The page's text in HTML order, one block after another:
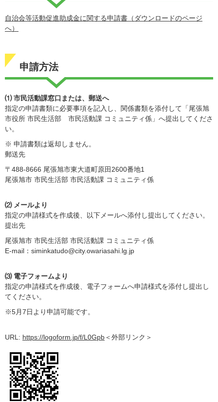
自治会等活動促進助成金に関する申請書（ダウンロードのページ
へ）
申請方法
⑴ 市民活動課窓口または、郵送へ
指定の申請書類に必要事項を記入し、関係書類を添付して「尾張旭
市役所 市民生活部 市民活動課 コミュニティ係」へ提出してくださ
い。
※ 申請書類は返却しません。
郵送先
〒488-8666 尾張旭市東大道町原田2600番地1
尾張旭市 市民生活部 市民活動課 コミュニティ係
⑵ メールより
指定の申請様式を作成後、以下メールへ添付し提出してください。
提出先
尾張旭市 市民生活部 市民活動課 コミュニティ係
E-mail：siminkatudo@city.owariasahi.lg.jp
⑶ 電子フォームより
指定の申請様式を作成後、電子フォームへ申請様式を添付し提出し
てください。
※5月7日より申請可能です。
URL: https://logoform.jp/f/L0Gpb＜外部リンク＞